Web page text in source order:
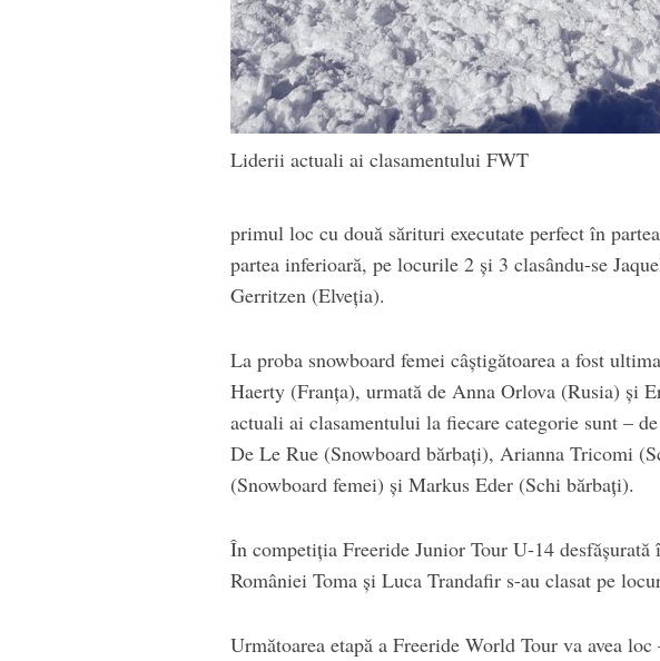
Liderii actuali ai clasamentului FWT
primul loc cu două sărituri executate perfect în
partea inferioară, pe locurile 2 și 3 clasându-se
Gerritzen (Elveția).
La proba snowboard femei câștigătoarea a fost
Haerty (Franța), urmată de Anna Orlova (Rusia) și
actuali ai clasamentului la fiecare categorie sunt –
De Le Rue (Snowboard bărbați), Arianna Tricomi
(Snowboard femei) și Markus Eder (Schi bărbați).
În competiția Freeride Junior Tour U-14
României Toma și Luca Trandafir s-au clasat pe
Următoarea etapă a Freeride World Tour va avea